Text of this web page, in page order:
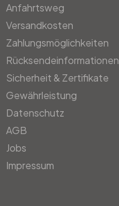
Anfahrtsweg
Versandkosten
Zahlungsmöglichkeiten
Rücksendeinformationen
Sicherheit & Zertifikate
Gewährleistung
Datenschutz
AGB
Jobs
Impressum